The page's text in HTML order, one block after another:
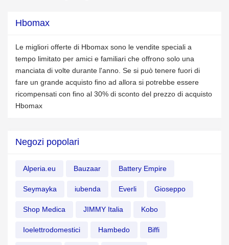
Hbomax
Le migliori offerte di Hbomax sono le vendite speciali a
tempo limitato per amici e familiari che offrono solo una
manciata di volte durante l'anno. Se si può tenere fuori di
fare un grande acquisto fino ad allora si potrebbe essere
ricompensati con fino al 30% di sconto del prezzo di acquisto
Hbomax
Negozi popolari
Alperia.eu Bauzaar Battery Empire
Seymayka iubenda Everli Gioseppo
Shop Medica JIMMY Italia Kobo
Ioelettrodomestici Hambedo Biffi